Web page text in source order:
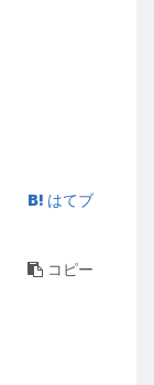
はてブ
コピー